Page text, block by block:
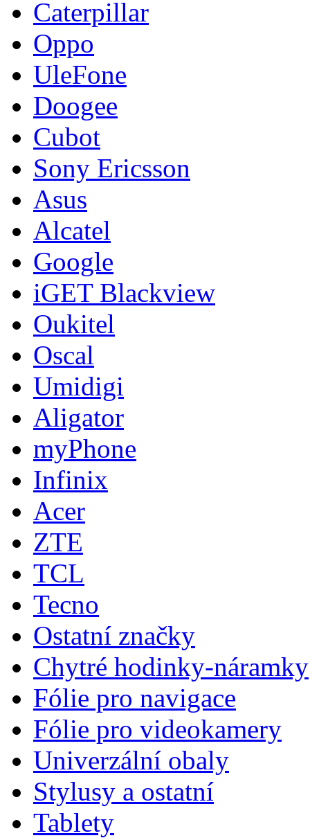
Caterpillar
Oppo
UleFone
Doogee
Cubot
Sony Ericsson
Asus
Alcatel
Google
iGET Blackview
Oukitel
Oscal
Umidigi
Aligator
myPhone
Infinix
Acer
ZTE
TCL
Tecno
Ostatní značky
Chytré hodinky-náramky
Fólie pro navigace
Fólie pro videokamery
Univerzální obaly
Stylusy a ostatní
Tablety